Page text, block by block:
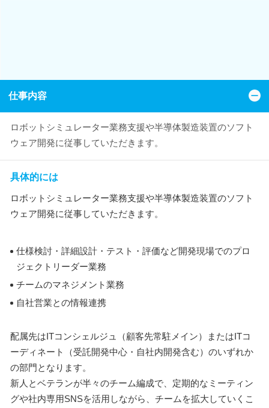
仕事内容
ロボットシミュレーター業務支援や半導体製造装置のソフト
ウェア開発に従事していただきます。
具体的には
ロボットシミュレーター業務支援や半導体製造装置のソフト
ウェア開発に従事していただきます。
仕様検討・詳細設計・テスト・評価など開発現場でのプロ
ジェクトリーダー業務
チームのマネジメント業務
自社営業との情報連携
配属先はITコンシェルジュ（顧客先常駐メイン）またはITコ
ーディネート（受託開発中心・自社内開発含む）のいずれか
の部門となります。
新人とベテランが半々のチーム編成で、定期的なミーティン
グや社内専用SNSを活用しながら、チームを拡大していくこ